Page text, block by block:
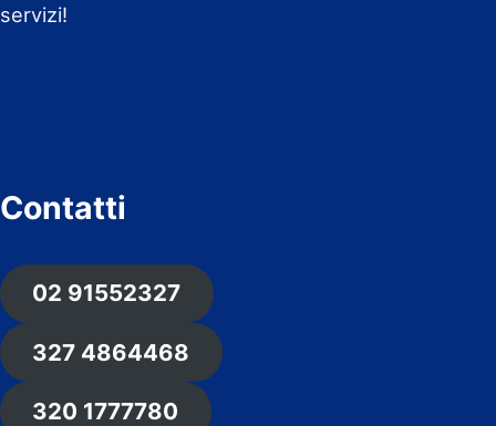
servizi!
Contatti
02 91552327
327 4864468
320 1777780